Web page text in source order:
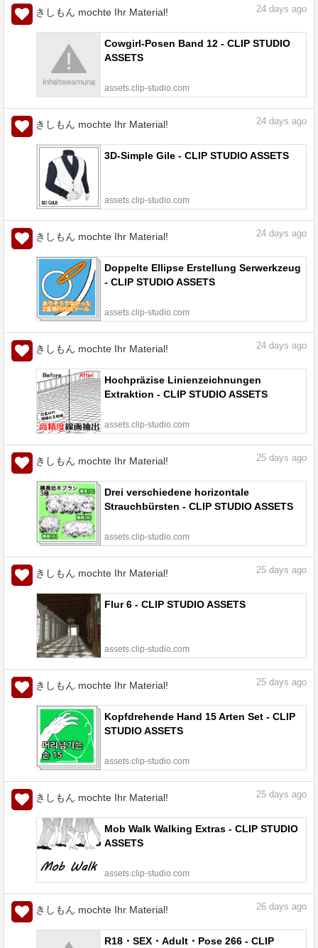
きしもん mochte Ihr Material! 24 days ago
Cowgirl-Posen Band 12 - CLIP STUDIO
ASSETS
assets.clip-studio.com
きしもん mochte Ihr Material! 24 days ago
3D-Simple Gile - CLIP STUDIO ASSETS
assets.clip-studio.com
きしもん mochte Ihr Material! 24 days ago
Doppelte Ellipse Erstellung Serwerkzeug
- CLIP STUDIO ASSETS
assets.clip-studio.com
きしもん mochte Ihr Material! 24 days ago
Hochpräzise Linienzeichnungen
Extraktion - CLIP STUDIO ASSETS
assets.clip-studio.com
きしもん mochte Ihr Material! 25 days ago
Drei verschiedene horizontale
Strauchbürsten - CLIP STUDIO ASSETS
assets.clip-studio.com
きしもん mochte Ihr Material! 25 days ago
Flur 6 - CLIP STUDIO ASSETS
assets.clip-studio.com
きしもん mochte Ihr Material! 25 days ago
Kopfdrehende Hand 15 Arten Set - CLIP
STUDIO ASSETS
assets.clip-studio.com
きしもん mochte Ihr Material! 25 days ago
Mob Walk Walking Extras - CLIP STUDIO
ASSETS
assets.clip-studio.com
きしもん mochte Ihr Material! 26 days ago
R18・SEX・Adult・Pose 266 - CLIP